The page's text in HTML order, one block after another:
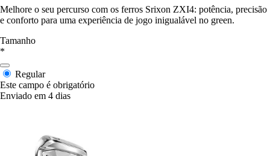
Melhore o seu percurso com os ferros Srixon ZXI4: potência, precisão
e conforto para uma experiência de jogo inigualável no green.
Tamanho
*
Regular
Este campo é obrigatório
Enviado em 4 dias